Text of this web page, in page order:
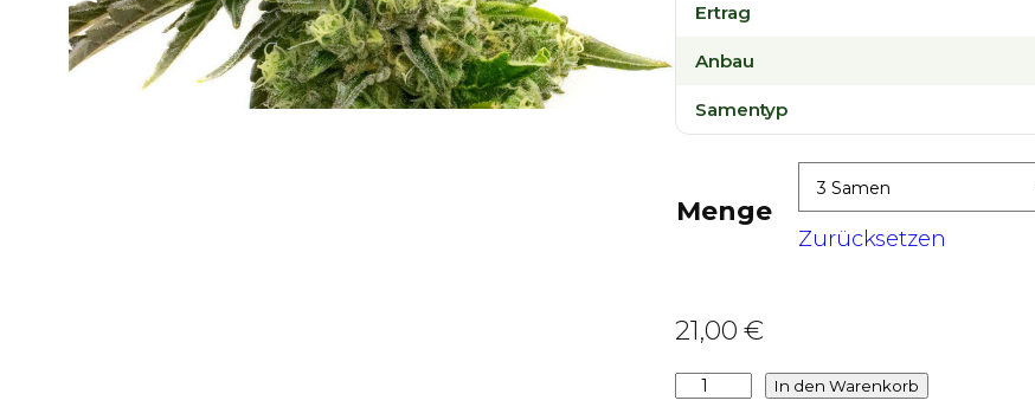
,
0
b
Ertrag
Anbau
Samentyp
Menge
Zurücksetzen
21,00€
In den Warenkorb